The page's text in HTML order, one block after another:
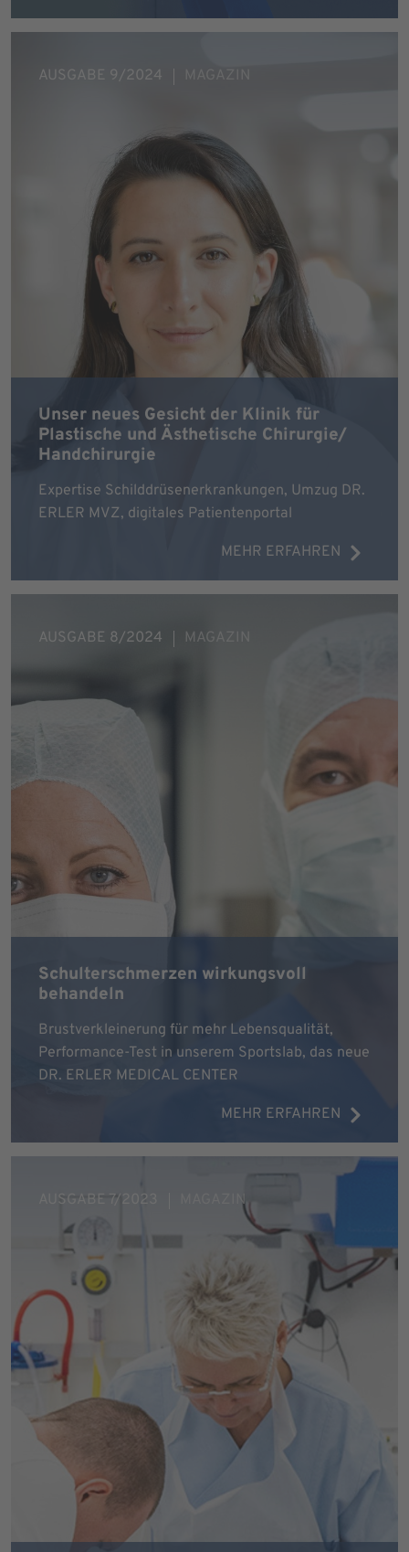
Unser neues Gesicht der Klinik für
Plastische und Ästhetische Chirurgie/
Handchirurgie
Expertise Schilddrüsenerkrankungen, Umzug DR.
ERLER MVZ, digitales Patientenportal
MEHR ERFAHREN
AUSGABE 9/2024
Schulterschmerzen wirkungsvoll
behandeln
Brustverkleinerung für mehr Lebensqualität,
Performance-Test in unserem Sportslab, das neue
DR. ERLER MEDICAL CENTER
MEHR ERFAHREN
AUSGABE 8/2024 MAGAZIN
AUSGABE 7/2023 MAGAZIN